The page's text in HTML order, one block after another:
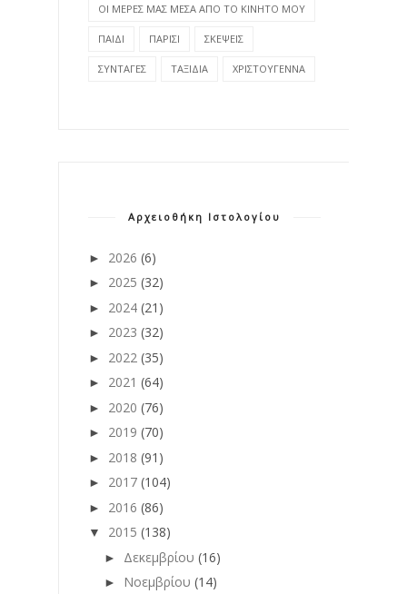
ΟΙ ΜΕΡΕΣ ΜΑΣ ΜΕΣΑ ΑΠΟ ΤΟ ΚΙΝΗΤΟ ΜΟΥ
ΠΑΙΔΙ ΠΑΡΙΣΙ ΣΚΕΨΕΙΣ
ΣΥΝΤΑΓΕΣ ΤΑΞΙΔΙΑ ΧΡΙΣΤΟΥΓΕΝΝΑ
Αρχειοθήκη Ιστολογίου
► 2026 (6)
► 2025 (32)
► 2024 (21)
► 2023 (32)
► 2022 (35)
► 2021 (64)
► 2020 (76)
► 2019 (70)
► 2018 (91)
► 2017 (104)
► 2016 (86)
▼ 2015 (138)
► Δεκεμβρίου (16)
► Νοεμβρίου (14)